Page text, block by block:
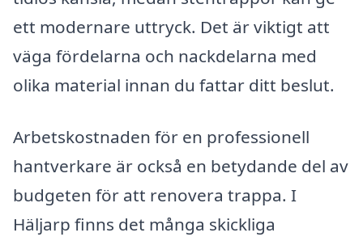
ett modernare uttryck. Det är viktigt att
väga fördelarna och nackdelarna med
olika material innan du fattar ditt beslut.
Arbetskostnaden för en professionell
hantverkare är också en betydande del av
budgeten för att renovera trappa. I
Häljarp finns det många skickliga